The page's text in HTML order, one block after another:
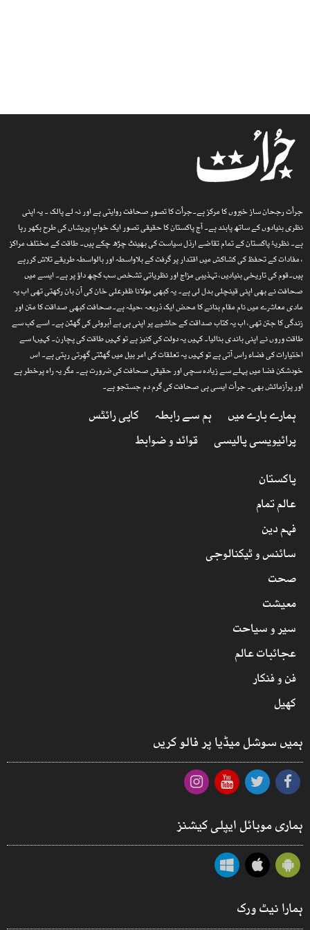
جرأت رجحان ساز خبروں کا مرکز ہے۔جرأت کا تصورِ صحافت روایتی ہے اور نہ لے پالک ۔ یہ اپنی
نظری بنیادوں کے ساتھ پابند ہے۔ آج پاکستان کا حقیقی تصور ایک خوابِ پریشاں کی طرح بکھر رہا
ہے۔ نظریۂ پاکستان کے تمام تقاضے ارذل سیاست کی بھینٹ چڑھ چکے ہیں۔ طاقت کے مختلف مراکز
، مفادات کے تحفظ کی کشاکش میں اقتدار پر گرفت کے بلاواسطہ اور بالواسطہ طریقے تلاش کررہے
ہیں۔قوم کی تاریخی بنیادیں، تہذیبی مزاج اور نظریاتی تشخص سب کچھ داؤ پر ہے۔ ایسے میں
صحافت نے بھی اپنی قینچلی بدل لی ہے۔ یہ کبھی مولانا ظفرعلی خان کی آن بان رکھتی تھی اب یہ
مادی معاشرے میں نام مقام بنانے کا محض ایک ذریعہ ،حیلہ ہے۔صحافت کبھی صداقت کا متن اور
زندگی کا جتن تھی، اب یہ کتاب صداقت کے حاشیے پر اپنی ہی بے آبروئی کی گھٹن ہے۔ اسے کب سے
طاقت وروں نے اپنی باندی بنالیا۔ کہیں یہ دولت کی کنیز ہے تو کہیں طاقت کی پچارن۔ کہیںا سے
اختیارات کی فضاء راس آتی ہے تو کہیں یہ تعلقات کی امر بیل میں گھٹتی گھِرتی رہتی ہے۔ اس
خودشکن فضا میں پہلے سے زیادہ سچی اور حقیقی صحافت کی ضرورت ہے۔ مگر یہ راہ پرخطر ہے
اور پرآزمائش بھی۔ جرأت ایسی ہی صحافت کی گرم دم جستجو ہے۔
ہمارے بارے میں ہم سے رابطہ
کاپی رائٹس
پرائیویسی پالیسی
قوائد و ضوابط
پاکستان
عالم تمام
فہم دین
سائنس و ٹیکنالوجی
صحت
معیشت
سیر و سیاحت
عجائبات عالم
فن و فنکار
کھیل
ہمیں سوشل میڈیا پر فالو کریں
ہماری موبائل ایپلی کیشنز
ہمارا نیٹ ورک